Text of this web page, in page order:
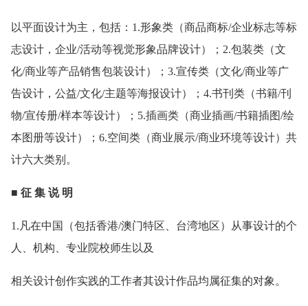
以平面设计为主，包括：1.形象类（商品商标/企业标志等标
志设计，企业/活动等视觉形象品牌设计）；2.包装类（文
化/商业等产品销售包装设计）；3.宣传类（文化/商业等广
告设计，公益/文化/主题等海报设计）；4.书刊类（书籍/刊
物/宣传册/样本等设计）；5.插画类（商业插画/书籍插图/绘
本图册等设计）；6.空间类（商业展示/商业环境等设计）共
计六大类别。
■ 征 集 说 明
1.凡在中国（包括香港/澳门特区、台湾地区）从事设计的个
人、机构、专业院校师生以及
相关设计创作实践的工作者其设计作品均属征集的对象。